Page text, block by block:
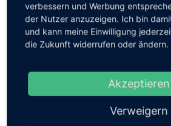
Melden Sie sich zu unserem
an, um auf dem Laufenden
E-Mail-Adresse
Geben Sie bitte Ihre E-Mail-
Anmeldung an, z. B. abc@xyz.com.
verbessern und Werbung
der Nutzer anzuzeigen. Ich bin
und kann meine Einwilligung
die Zukunft widerrufen oder ändern.
Akzeptieren
Verweigern